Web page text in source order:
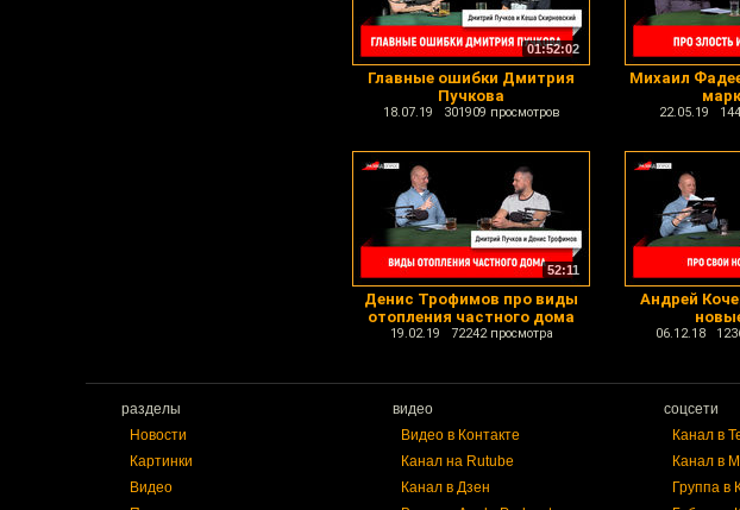
01:52:02
Главные ошибки Дмитрия
Пучкова
18.07.19 301909 просмотров
Михаил
22.05.19
52:11
Денис Трофимов про виды
отопления частного дома
19.02.19 72242 просмотра
Андрей
06.12.18
разделы
Новости
Картинки
Видео
видео
Видео в Контакте
Канал на Rutube
Канал в Дзен
соцсети
Канал в
Канал в
Группа в